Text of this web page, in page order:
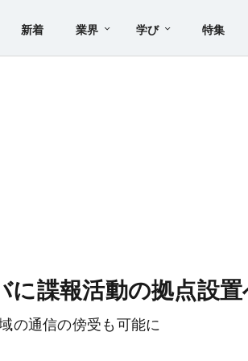
新着 業界 学び 特集
に諜報活動の拠点設
の通信の傍受も可能に